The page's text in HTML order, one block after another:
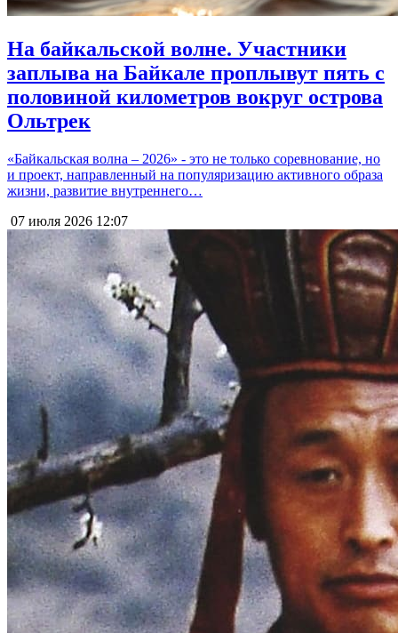
На байкальской волне. Участники
заплыва на Байкале проплывут пять с
половиной километров вокруг острова
Ольтрек
«Байкальская волна – 2026» - это не только соревнование, но
и проект, направленный на популяризацию активного образа
жизни, развитие внутреннего…
07 июля 2026 12:07